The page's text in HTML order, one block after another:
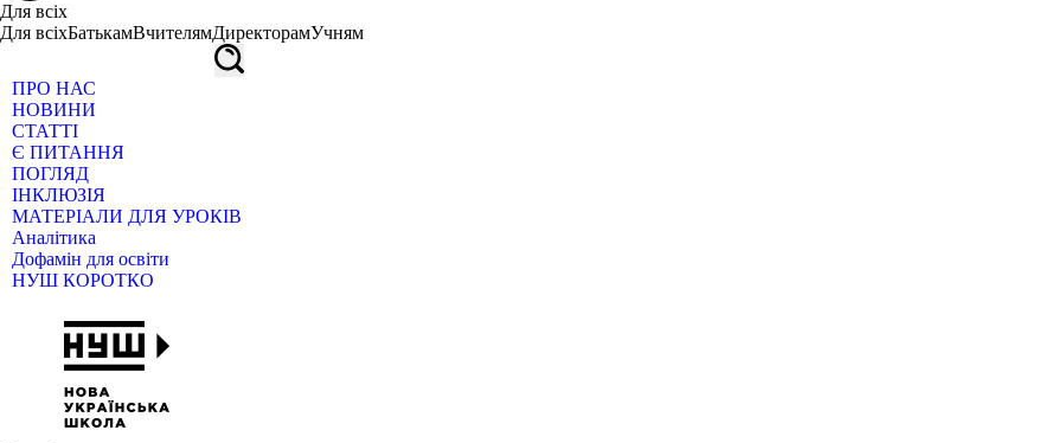
Для всіх
Для всіхБатькамВчителямДиректорамУчням
ПРО НАС
НОВИНИ
СТАТТІ
Є ПИТАННЯ
ПОГЛЯД
ІНКЛЮЗІЯ
МАТЕРІАЛИ ДЛЯ УРОКІВ
Аналітика
Дофамін для освіти
НУШ КОРОТКО